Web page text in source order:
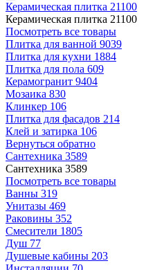
Керамическая плитка 21100
Керамическая плитка 21100
Посмотреть все товары
Плитка для ванной 9039
Плитка для кухни 1884
Плитка для пола 609
Керамогранит 9404
Мозаика 830
Клинкер 106
Плитка для фасадов 214
Клей и затирка 106
Вернуться обратно
Сантехника 3589
Сантехника 3589
Посмотреть все товары
Ванны 319
Унитазы 469
Раковины 352
Смесители 1805
Душ 77
Душевые кабины 203